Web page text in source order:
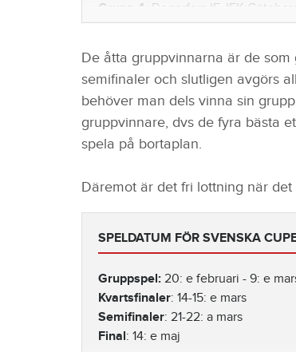
Grupp 4 : Degerfors IF, IFK
: Djurgårdens IF,
Grupp 6 : Halmstads BK, IK
Grupp 7: AIK, BK Häcken, IK
Grupp 8 : GIF Sundsvall,
De åtta gruppvinnarna är de
semifinaler och slutligen avgörs
behöver man dels vinna sin
gruppvinnare, dvs de fyra bästa
spela på bortaplan.
Däremot är det fri lottning när
SPELDATUM FÖR SVENSKA
Gruppspel: 20: e februari - 9: e
Kvartsfinaler: 14-15: e mars
Semifinaler: 21-22: a mars
Final: 14: e maj